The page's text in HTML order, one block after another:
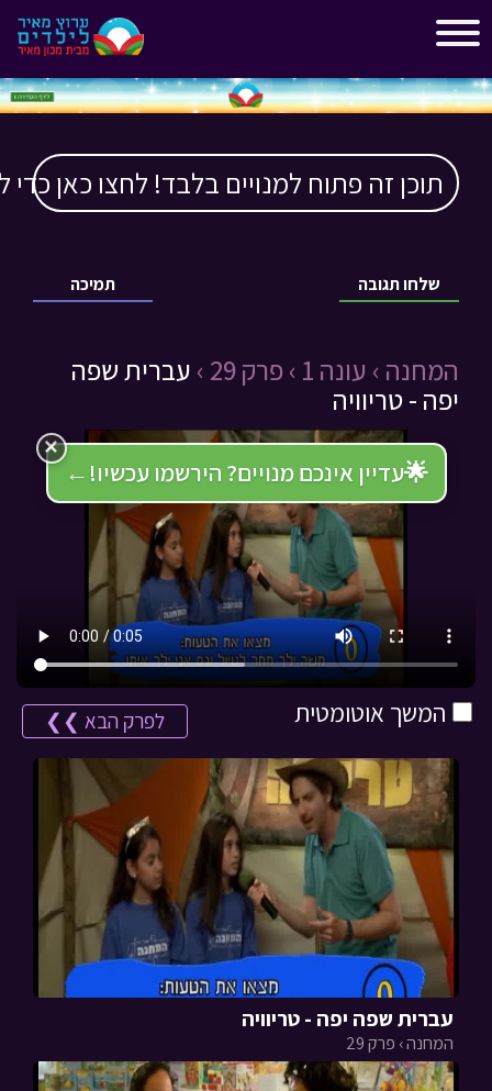
תוכן זה פתוח למנויים בלבד! לחצו כאן כדי
תמיכה שלחו תגובה
המחנה › עונה 1 › פרק 29 ›
עברית שפה
יפה - טריוויה
🌟עדיין אינכם מנויים? הירשמו עכשיו! ←
×
המשך אוטומטית לפרק הבא ❯❯
עברית שפה יפה - טריוויה
המחנה › פרק 29